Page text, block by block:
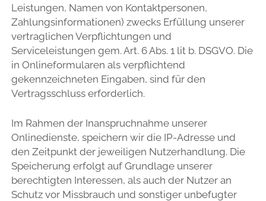
Leistungen, Namen von Kontaktpersonen,
Zahlungsinformationen) zwecks Erfüllung unserer
vertraglichen Verpflichtungen und
Serviceleistungen gem. Art. 6 Abs. 1 lit b. DSGVO. Die
in Onlineformularen als verpflichtend
gekennzeichneten Eingaben, sind für den
Vertragsschluss erforderlich.
Im Rahmen der Inanspruchnahme unserer
Onlinedienste, speichern wir die IP-Adresse und
den Zeitpunkt der jeweiligen Nutzerhandlung. Die
Speicherung erfolgt auf Grundlage unserer
berechtigten Interessen, als auch der Nutzer an
Schutz vor Missbrauch und sonstiger unbefugter